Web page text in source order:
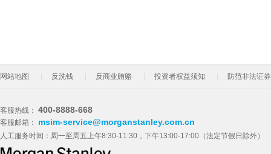
网站地图 反洗钱 反商业贿赂 投资者权益须知 防范非法证
客服热线： 400-8888-668
客服邮箱： msim-service@morganstanley.com.cn
人工服务时间：周一至周五上午8:30-11:30，下午13:00-17:00（法定节假日除外）